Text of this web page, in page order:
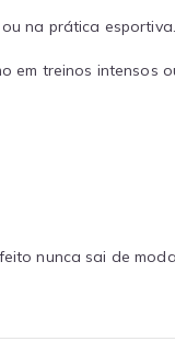
na prática
treinos intensos
nunca sai de moda.